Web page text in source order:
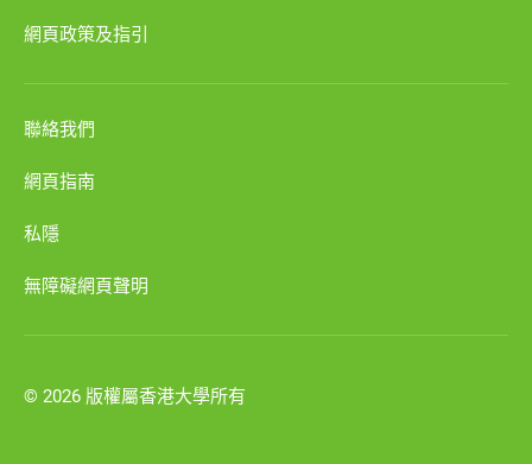
網頁政策及指引
聯絡我們
網頁指南
私隱
無障礙網頁聲明
© 2026 版權屬香港大學所有